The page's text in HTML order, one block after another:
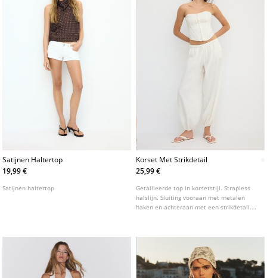
Satijnen Haltertop
19,99 €
Satijnen haltertop
Korset Met Strikdetail
25,99 €
Getailleerde top in korsetstijl. Strapless
halslijn. Sluiting vooraan met metalen
haken en achteraan met een strikdetail.